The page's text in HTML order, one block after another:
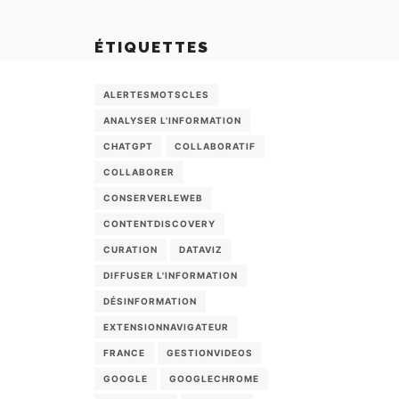
ÉTIQUETTES
ALERTESMOTSCLES
ANALYSER L'INFORMATION
CHATGPT COLLABORATIF
COLLABORER
CONSERVERLEWEB
CONTENTDISCOVERY
CURATION DATAVIZ
DIFFUSER L'INFORMATION
DÉSINFORMATION
EXTENSIONNAVIGATEUR
FRANCE GESTIONVIDEOS
GOOGLE GOOGLECHROME